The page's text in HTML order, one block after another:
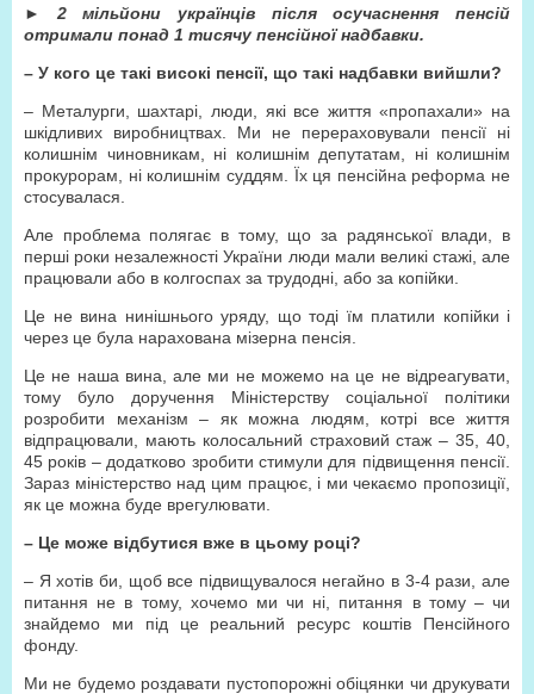
► 2 мільйони українців після осучаснення пенсій
отримали понад 1 тисячу пенсійної надбавки.
– У кого це такі високі пенсії, що такі надбавки вийшли?
– Металурги, шахтарі, люди, які все життя «пропахали» на
шкідливих виробництвах. Ми не перераховували пенсії ні
колишнім чиновникам, ні колишнім депутатам, ні колишнім
прокурорам, ні колишнім суддям. Їх ця пенсійна реформа не
стосувалася.
Але проблема полягає в тому, що за радянської влади, в
перші роки незалежності України люди мали великі стажі, але
працювали або в колгоспах за трудодні, або за копійки.
Це не вина нинішнього уряду, що тоді їм платили копійки і
через це була нарахована мізерна пенсія.
Це не наша вина, але ми не можемо на це не відреагувати,
тому було доручення Міністерству соціальної політики
розробити механізм – як можна людям, котрі все життя
відпрацювали, мають колосальний страховий стаж – 35, 40,
45 років – додатково зробити стимули для підвищення пенсії.
Зараз міністерство над цим працює, і ми чекаємо пропозиції,
як це можна буде врегулювати.
– Це може відбутися вже в цьому році?
– Я хотів би, щоб все підвищувалося негайно в 3-4 рази, але
питання не в тому, хочемо ми чи ні, питання в тому – чи
знайдемо ми під це реальний ресурс коштів Пенсійного
фонду.
Ми не будемо роздавати пустопорожні обіцянки чи друкувати